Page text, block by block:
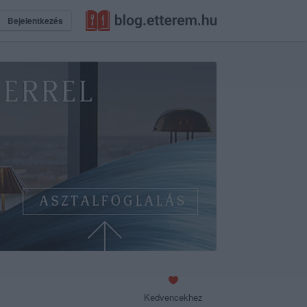
Bejelentkezés
Kedvencekhez